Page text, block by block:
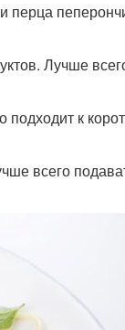
перца
Лучше
к
всего